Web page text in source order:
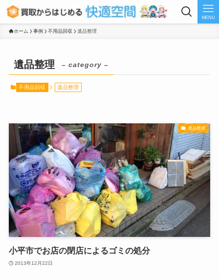
MENU
ホーム 事例 不用品回収 遺品整理
遺品整理 – category –
不用品回収 遺品整理
遺品整理
小平市でお店の閉店によるゴミの処分
2013年12月22日